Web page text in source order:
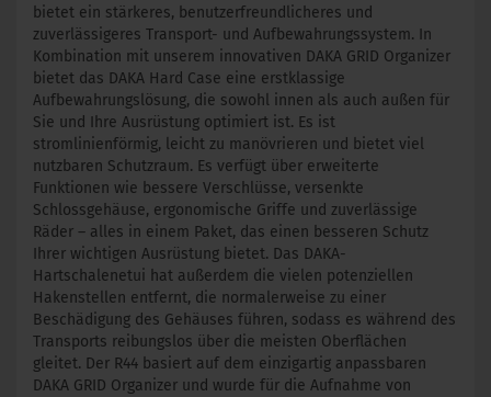
bietet ein stärkeres, benutzerfreundlicheres und
zuverlässigeres Transport- und Aufbewahrungssystem. In
Kombination mit unserem innovativen DAKA GRID Organizer
bietet das DAKA Hard Case eine erstklassige
Aufbewahrungslösung, die sowohl innen als auch außen für
Sie und Ihre Ausrüstung optimiert ist. Es ist
stromlinienförmig, leicht zu manövrieren und bietet viel
nutzbaren Schutzraum. Es verfügt über erweiterte
Funktionen wie bessere Verschlüsse, versenkte
Schlossgehäuse, ergonomische Griffe und zuverlässige
Räder – alles in einem Paket, das einen besseren Schutz
Ihrer wichtigen Ausrüstung bietet. Das DAKA-
Hartschalenetui hat außerdem die vielen potenziellen
Hakenstellen entfernt, die normalerweise zu einer
Beschädigung des Gehäuses führen, sodass es während des
Transports reibungslos über die meisten Oberflächen
gleitet. Der R44 basiert auf dem einzigartig anpassbaren
DAKA GRID Organizer und wurde für die Aufnahme von